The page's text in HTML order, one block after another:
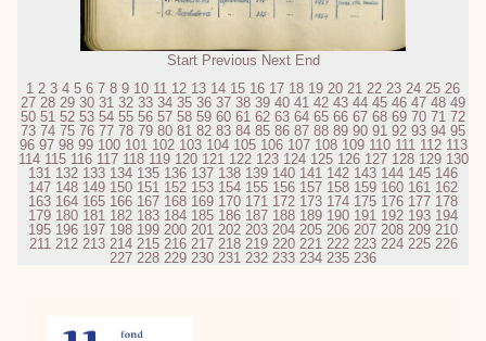
Start Previous Next End
1 2 3 4 5 6 7 8 9 10 11 12 13 14 15 16 17 18 19 20 21 22 23 24 25 26
27 28 29 30 31 32 33 34 35 36 37 38 39 40 41 42 43 44 45 46 47 48 49
50 51 52 53 54 55 56 57 58 59 60 61 62 63 64 65 66 67 68 69 70 71 72
73 74 75 76 77 78 79 80 81 82 83 84 85 86 87 88 89 90 91 92 93 94 95
96 97 98 99 100 101 102 103 104 105 106 107 108 109 110 111 112 113
114 115 116 117 118 119 120 121 122 123 124 125 126 127 128 129 130
131 132 133 134 135 136 137 138 139 140 141 142 143 144 145 146
147 148 149 150 151 152 153 154 155 156 157 158 159 160 161 162
163 164 165 166 167 168 169 170 171 172 173 174 175 176 177 178
179 180 181 182 183 184 185 186 187 188 189 190 191 192 193 194
195 196 197 198 199 200 201 202 203 204 205 206 207 208 209 210
211 212 213 214 215 216 217 218 219 220 221 222 223 224 225 226
227 228 229 230 231 232 233 234 235 236